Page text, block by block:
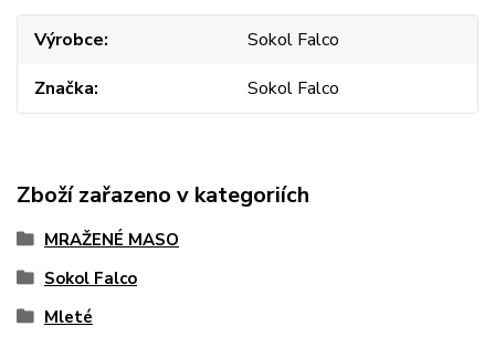
Výrobce
Sokol Falco
Značka
Sokol Falco
Zboží zařazeno v kategoriích
MRAŽENÉ MASO
Sokol Falco
Mleté